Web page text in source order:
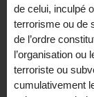
de celui, inculpé
terrorisme ou de
de l’ordre
l’organisation ou
terroriste ou
cumulativement